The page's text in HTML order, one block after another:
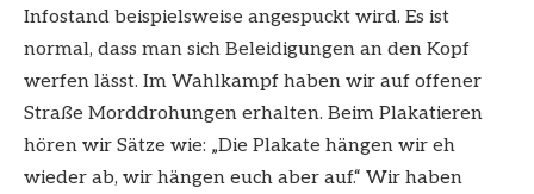
Infostand beispielsweise angespuckt wird. Es ist
normal, dass man sich Beleidigungen an den Kopf
werfen lässt. Im Wahlkampf haben wir auf offener
Straße Morddrohungen erhalten. Beim Plakatieren
hören wir Sätze wie: „Die Plakate hängen wir eh
wieder ab, wir hängen euch aber auf.“ Wir haben